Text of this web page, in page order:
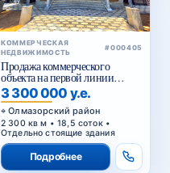
КОММЕРЧЕСКАЯ
НЕДВИЖИМОСТЬ
#000405
Продажа коммерческого
объекта на первой линии
Кольцевой дороги в Ташкенте
3 300 000 у.е.
Олмазорский район
2 300 кв м • 18,5 соток •
Отдельно стоящие здания
Подробнее